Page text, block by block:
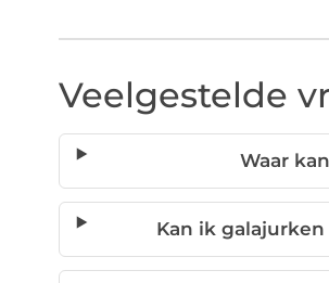
Veelgestelde
Waar
Kan ik